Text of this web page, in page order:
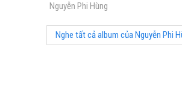
Nguyễn Phi Hùng
Nghe tất cả album của Nguyễn Phi